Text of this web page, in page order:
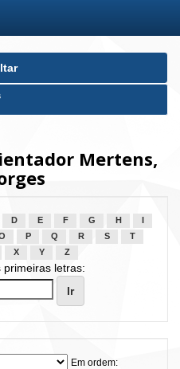
Mertens,
D E F G H
P Q R S
T
X Y Z
letras:
Em ordem: